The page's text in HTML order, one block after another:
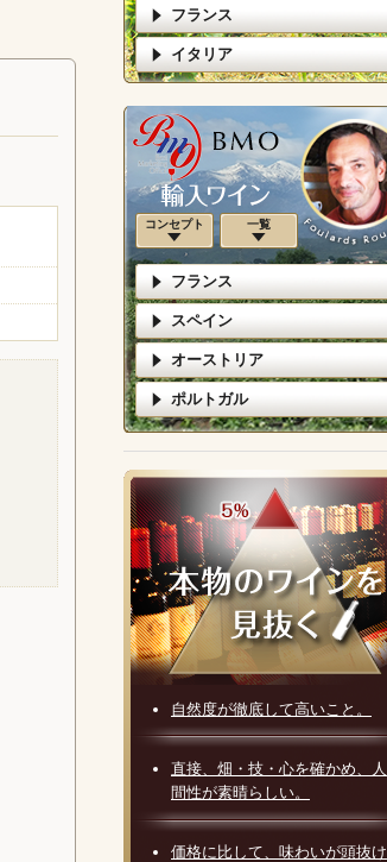
フランス
イタリア
コンセプト 一覧
フランス
スペイン
オーストリア
ポルトガル
自然度が徹底して高いこと。
直接、畑・技・心を確かめ、人
間性が素晴らしい。
価格に比して、味わいが頭抜け